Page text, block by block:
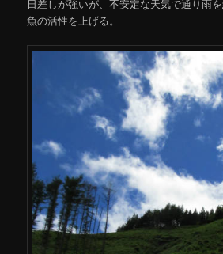
日差しが強いが、不安定な天気で通り雨
魚の活性を上げる。